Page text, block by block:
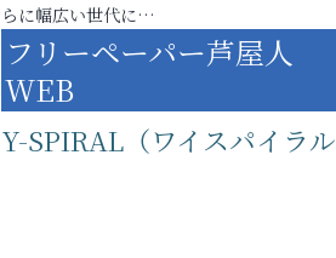
らに幅広い世代に…
フリーペーパー芦屋人
WEB
Y-SPIRAL（ワイスパイラル